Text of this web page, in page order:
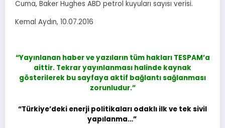
Cuma, Baker Hughes ABD petrol kuyuları sayısı verisi.
Kemal Aydın, 10.07.2016
“Yayınlanan haber ve yazıların tüm hakları TESPAM’a
aittir. Tekrar yayınlanması halinde kaynak
gösterilerek bu sayfaya aktif bağlantı sağlanması
zorunludur.”
“Türkiye’deki enerji politikaları odaklı ilk ve tek sivil
yapılanma…”